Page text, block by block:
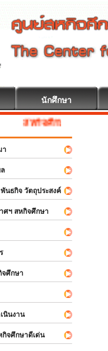
นักศึกษา
สหกิจศึกษา ยินดีต้อนรับ
า
ธกิจ วัตถุประสงค์
ฯ สหกิจศึกษา
ศึกษา
นินงาน
จศึกษาดีเด่น